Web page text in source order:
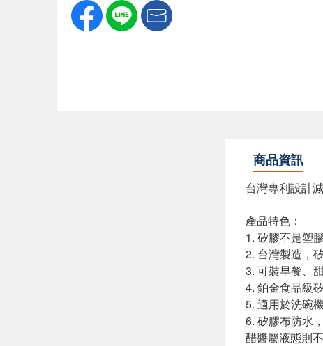
商品資訊
台灣專利設計
產品特色：
1. 矽膠不是塑
2. 台灣製造，
3. 可裝早餐、
4. 鉑金食品級
5. 適用於洗碗
6. 矽膠布防水
醋醬屬液態則不